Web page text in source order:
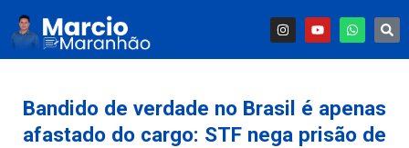
Bandido de verdade no Brasil é apenas
afastado do cargo: STF nega prisão de